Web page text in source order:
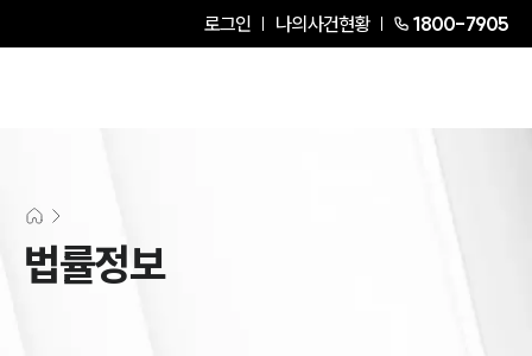
로그인 나의사건현황 1800-7905
법률정보